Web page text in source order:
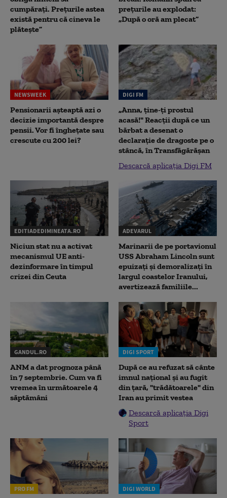
cumpărați. Prețurile astea
există pentru că cineva le
plătește”
prețurile au explodat:
„După o oră am plecat”
NEWSWEEK
Pensionarii așteaptă azi o
decizie importantă despre
pensii. Vor fi înghețate sau
crescute cu 200 lei?
DIGI FM
„Anna, ţine-ţi prostul
acasă!" Reacţii după ce un
bărbat a desenat o
declaraţie de dragoste pe o
stâncă, în Transfăgărăşan
Descarcă aplicația Digi FM
EDITIADEDIMINEATA.RO
Niciun stat nu a activat
mecanismul UE anti-
dezinformare în timpul
crizei din Ceuta
ADEVARUL
Marinarii de pe portavionul
USS Abraham Lincoln sunt
epuizați și demoralizați în
largul coastelor Iranului,
avertizează familiile...
GANDUL.RO
ANM a dat prognoza până
în 7 septembrie. Cum va fi
vremea în următoarele 4
săptămâni
DIGI SPORT
După ce au refuzat să cânte
imnul naţional şi au fugit
din ţară, "trădătoarele" din
Iran au primit vestea
Descarcă aplicația Digi
Sport
PRO FM DIGI WORLD